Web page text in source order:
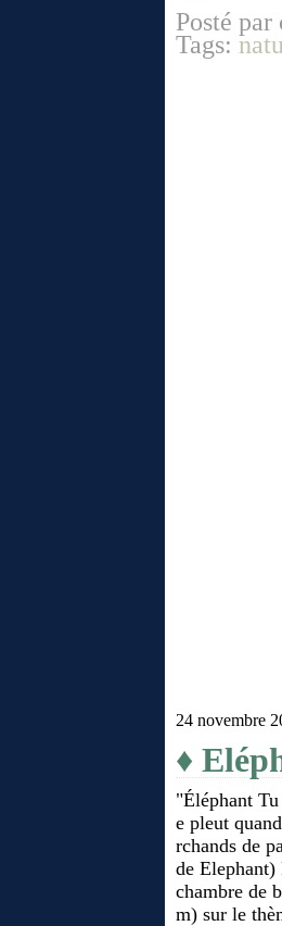
Posté
Tags:
24 novembre
♦
"Éléphant
e pleut
rchands de
de Elephant)
chambre de
m) sur le